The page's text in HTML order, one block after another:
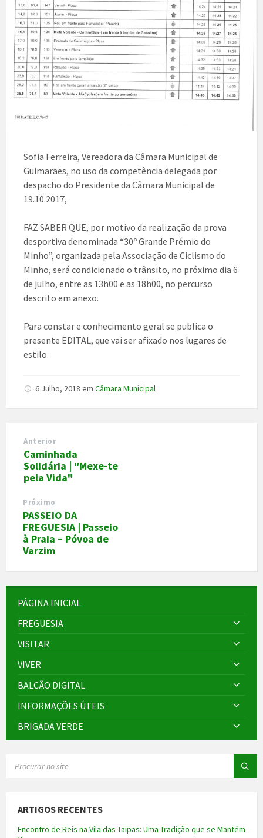
Sofia Ferreira, Vereadora da Câmara Municipal de
Guimarães, no uso da competência delegada por
despacho do Presidente da Câmara Municipal de
19.10.2017,
FAZ SABER QUE, por motivo da realização da prova
desportiva denominada “30º Grande Prémio do
Minho”, organizada pela Associação de Ciclismo do
Minho, será condicionado o trânsito, no próximo dia 6
de julho, entre as 13h00 e as 18h00, no percurso
descrito em anexo.
Para constar e conhecimento geral se publica o
presente EDITAL, que vai ser afixado nos lugares de
estilo.
6 Julho, 2018 em Câmara Municipal
Anterior
Caminhada
Solidária | "Mexe-te
pela Vida"
Próximo
PASSEIO DA
FREGUESIA | Passeio
à Praia – Póvoa de
Varzim
PÁGINA INICIAL
FREGUESIA
VISITAR
VIVER
BALCÃO DIGITAL
INFORMAÇÕES ÚTEIS
BRIGADA VERDE
ARTIGOS RECENTES
Encontro de Reis na Vila das Taipas: Uma Tradição que se Mantém